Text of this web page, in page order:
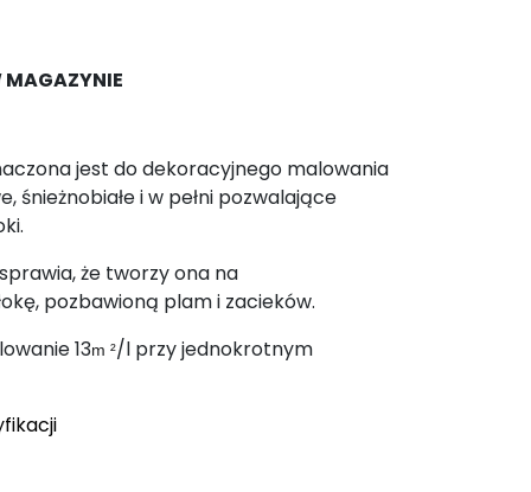
MAGAZYNIE
jest do dekoracyjnego malowania
śnieżnobiałe i w pełni pozwalające
że tworzy ona na
pozbawioną plam i zacieków.
13m ²/l przy jednokrotnym